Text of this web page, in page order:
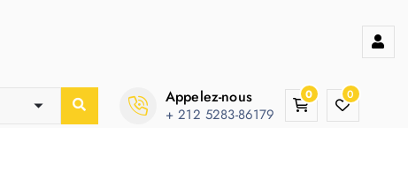
Appelez-nous
+ 212 5283-86179
0 0